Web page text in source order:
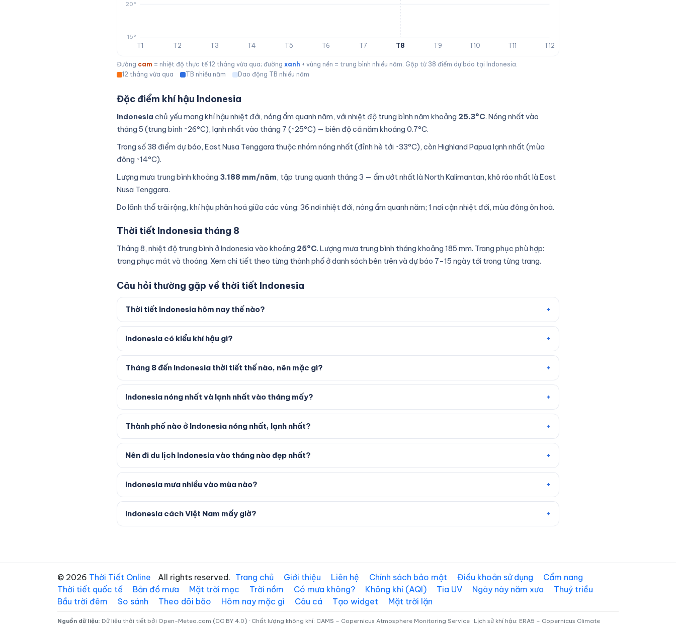
15°
20°
T1 T2 T3 T4 T5 T6 T7 T8 T9 T10 T11 T12
Đường cam = nhiệt độ thực tế 12 tháng vừa qua; đường xanh + vùng nền = trung bình nhiều năm. Gộp từ 38 điểm dự báo tại Indonesia.
12 tháng vừa qua
TB nhiều năm Dao động TB nhiều năm
Đặc điểm khí hậu Indonesia
Indonesia chủ yếu mang khí hậu nhiệt đới, nóng ẩm quanh năm, với nhiệt độ trung bình năm khoảng 25.3°C. Nóng nhất vào
tháng 5 (trung bình ~26°C), lạnh nhất vào tháng 7 (~25°C) — biên độ cả năm khoảng 0.7°C.
Trong số 38 điểm dự báo, East Nusa Tenggara thuộc nhóm nóng nhất (đỉnh hè tới ~33°C), còn Highland Papua lạnh nhất (mùa
đông ~14°C).
Lượng mưa trung bình khoảng 3.188 mm/năm, tập trung quanh tháng 3 — ẩm ướt nhất là North Kalimantan, khô ráo nhất là East
Nusa Tenggara.
Do lãnh thổ trải rộng, khí hậu phân hoá giữa các vùng: 36 nơi nhiệt đới, nóng ẩm quanh năm; 1 nơi cận nhiệt đới, mùa đông ôn hoà.
Thời tiết Indonesia tháng 8
Tháng 8, nhiệt độ trung bình ở Indonesia vào khoảng 25°C. Lượng mưa trung bình tháng khoảng 185 mm. Trang phục phù hợp:
trang phục mát và thoáng. Xem chi tiết theo từng thành phố ở danh sách bên trên và dự báo 7–15 ngày tới trong từng trang.
Câu hỏi thường gặp về thời tiết Indonesia
Thời tiết Indonesia hôm nay thế nào?
Indonesia có kiểu khí hậu gì?
Tháng 8 đến Indonesia thời tiết thế nào, nên mặc gì?
Indonesia nóng nhất và lạnh nhất vào tháng mấy?
Thành phố nào ở Indonesia nóng nhất, lạnh nhất?
Nên đi du lịch Indonesia vào tháng nào đẹp nhất?
Indonesia mưa nhiều vào mùa nào?
Indonesia cách Việt Nam mấy giờ?
© 2026 Thời Tiết Online All rights reserved. Trang chủ Giới thiệu Liên hệ Chính sách bảo mật Điều khoản sử dụng
Cẩm nang
Thời tiết quốc tế
Bản đồ mưa Mặt trời mọc Trời nồm Có mưa không? Không khí (AQI) Tia UV Ngày này năm xưa
Thuỷ triều
Bầu trời đêm
So sánh Theo dõi bão Hôm nay mặc gì Câu cá Tạo widget Mặt trời lặn
Nguồn dữ liệu: Dữ liệu thời tiết bởi Open-Meteo.com (CC BY 4.0) · Chất lượng không khí: CAMS – Copernicus Atmosphere Monitoring Service · Lịch sử khí hậu: ERA5 – Copernicus Climate